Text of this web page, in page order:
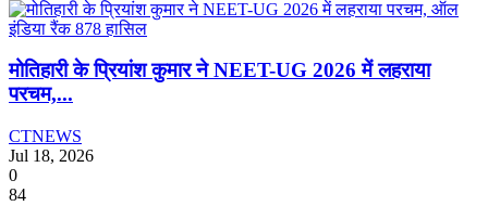
मोतिहारी के प्रियांश कुमार ने NEET-UG 2026 में लहराया
परचम,...
CTNEWS
Jul 18, 2026
0
84